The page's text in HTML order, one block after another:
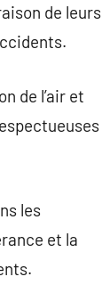
de leurs
de l’air et
les
et la